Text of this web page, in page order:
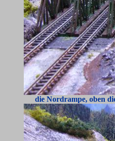
die Nordrampe, oben